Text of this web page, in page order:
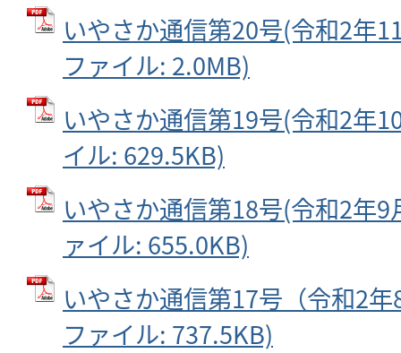
いやさか通信第20号(令和2年
ファイル: 2.0MB)
いやさか通信第19号(令和2年
イル: 629.5KB)
いやさか通信第18号(令和2年9
ァイル: 655.0KB)
いやさか通信第17号（令和2
ファイル: 737.5KB)